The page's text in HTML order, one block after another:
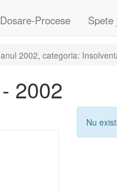
Dosare-Procese Spete
2002, categoria:
2002
Nu